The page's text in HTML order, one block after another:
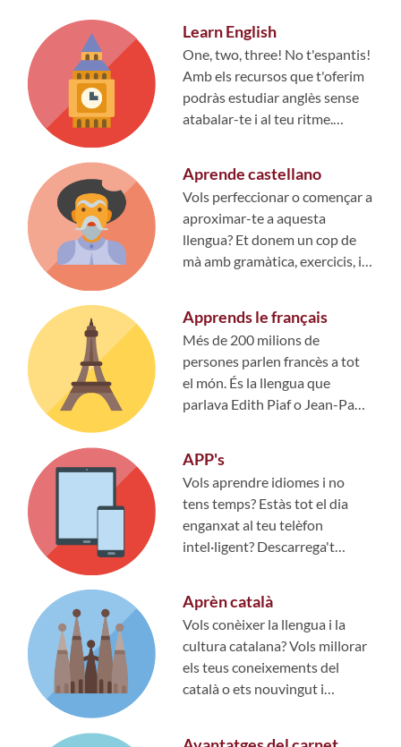
Learn English
One, two, three! No t'espantis!
Amb els recursos que t'oferim
podràs estudiar anglès sense
atabalar-te i al teu ritme.
Aprende castellano
Vols perfeccionar o començar a
aproximar-te a aquesta
llengua? Et donem un cop de
mà amb gramàtica, exercicis, i
Apprends le français
Més de 200 milions de
persones parlen francès a tot
el món. És la llengua que
parlava Edith Piaf o Jean-Paul
APP's
Vols aprendre idiomes i no
tens temps? Estàs tot el dia
enganxat al teu telèfon
intel·ligent? Descarrega't
Aprèn català
Vols conèixer la llengua i la
cultura catalana? Vols millorar
els teus coneixements del
català o ets nouvingut i